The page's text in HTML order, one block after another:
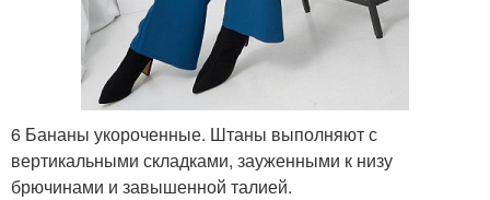
6 Бананы укороченные. Штаны выполняют с
вертикальными складками, зауженными к низу
брючинами и завышенной талией.